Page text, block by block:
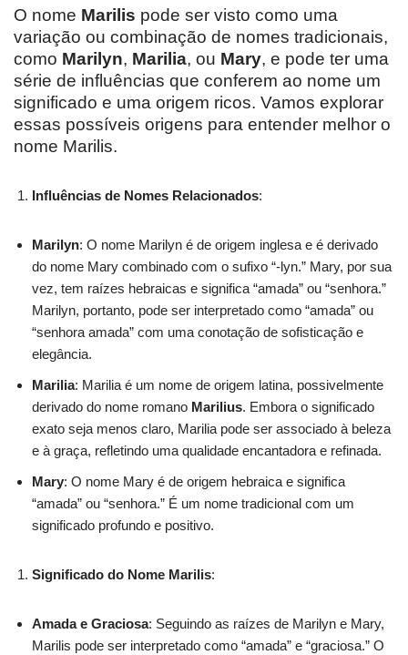
O nome Marilis pode ser visto como uma
variação ou combinação de nomes tradicionais,
como Marilyn, Marilia, ou Mary, e pode ter uma
série de influências que conferem ao nome um
significado e uma origem ricos. Vamos explorar
essas possíveis origens para entender melhor o
nome Marilis.
Influências de Nomes Relacionados:
Marilyn: O nome Marilyn é de origem inglesa e é derivado
do nome Mary combinado com o sufixo “-lyn.” Mary, por sua
vez, tem raízes hebraicas e significa “amada” ou “senhora.”
Marilyn, portanto, pode ser interpretado como “amada” ou
“senhora amada” com uma conotação de sofisticação e
elegância.
Marilia: Marilia é um nome de origem latina, possivelmente
derivado do nome romano Marilius. Embora o significado
exato seja menos claro, Marilia pode ser associado à beleza
e à graça, refletindo uma qualidade encantadora e refinada.
Mary: O nome Mary é de origem hebraica e significa
“amada” ou “senhora.” É um nome tradicional com um
significado profundo e positivo.
Significado do Nome Marilis:
Amada e Graciosa: Seguindo as raízes de Marilyn e Mary,
Marilis pode ser interpretado como “amada” e “graciosa.” O